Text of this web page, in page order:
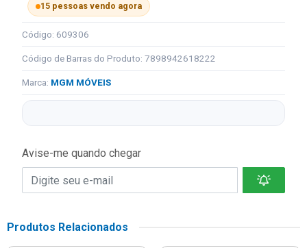
15 pessoas vendo agora
Código: 609306
Código de Barras do Produto: 7898942618222
Marca: MGM MÓVEIS
Avise-me quando chegar
Produtos Relacionados